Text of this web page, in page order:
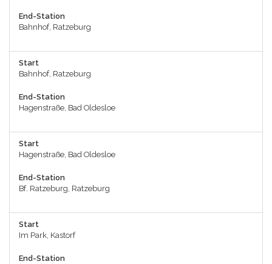
End-Station
Bahnhof, Ratzeburg
Start
Bahnhof, Ratzeburg
End-Station
Hagenstraße, Bad Oldesloe
Start
Hagenstraße, Bad Oldesloe
End-Station
Bf. Ratzeburg, Ratzeburg
Start
Im Park, Kastorf
End-Station